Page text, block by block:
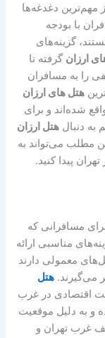
دغدغه‌ها
با بودجه
گزینه‌های
ارزان گرفته تا
را به مسافران
هتل های ارزان
شده‌اند و برای
به دنبالهتل ارزان
مطلب می‌تواند به
پیدا کنید.
مسافرانی که
مناسبی ارائه
معمولی دارند
می‌گیرند.هتل
اقتصادی در غرب
و به دلیل موقعیت
غرب تهران و